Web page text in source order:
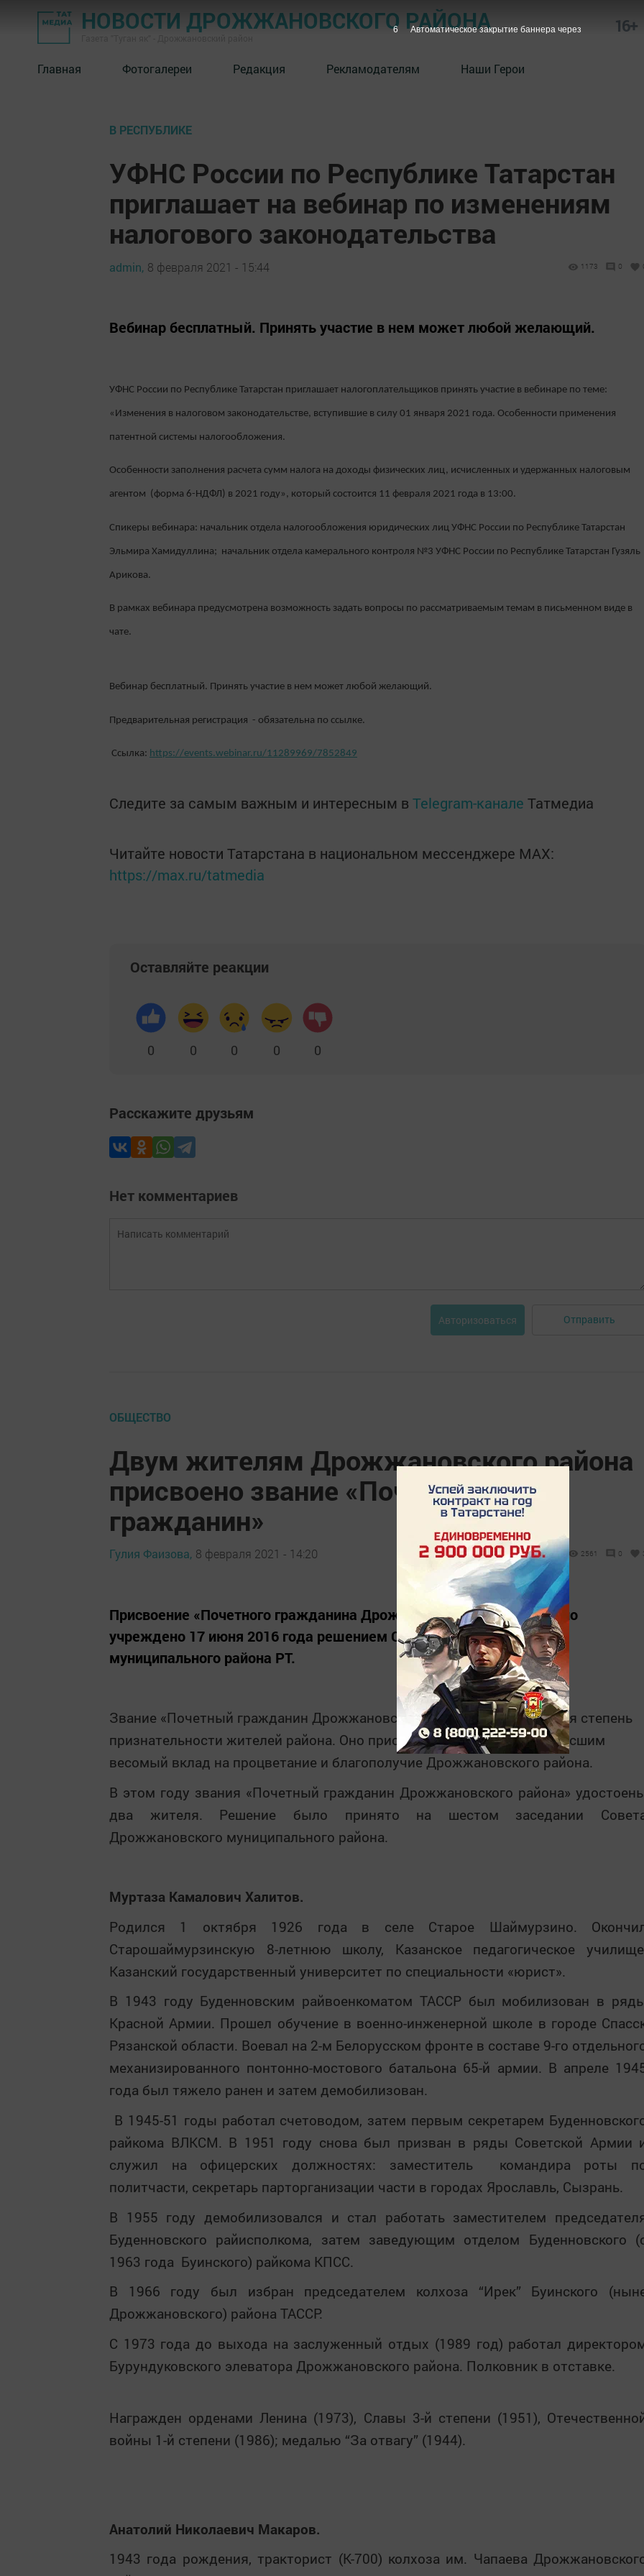
НОВОСТИ ДРОЖЖАНОВСКОГО РАЙОНА 16+
Главная Фотогалереи Редакция Рекламодателям Наши Герои
В РЕСПУБЛИКЕ
УФНС России по Республике Татарстан
приглашает на вебинар по изменениям
налогового законодательства
admin, 8 февраля 2021 - 15:44 1173 0
Вебинар бесплатный. Принять участие в нем может любой желающий.
УФНС России по Республике Татарстан приглашает налогоплательщиков принять участие в вебинаре по теме:
«Изменения в налоговом законодательстве, вступившие в силу 01 января 2021 года. Особенности применения
патентной системы налогообложения.
Особенности заполнения расчета сумм налога на доходы физических лиц, исчисленных и удержанных налоговым
агентом (форма 6-НДФЛ) в 2021 году», который состоится 11 февраля 2021 года в 13:00.
Спикеры вебинара: начальник отдела налогообложения юридических лиц УФНС России по Республике Татарстан
Эльмира Хамидуллина; начальник отдела камерального контроля №3 УФНС России по Республике Татарстан Гузяль
Арикова.
В рамках вебинара предусмотрена возможность задать вопросы по рассматриваемым темам в письменном виде в
чате.
Вебинар бесплатный. Принять участие в нем может любой желающий.
Предварительная регистрация - обязательна по ссылке.
Ссылка: https://events.webinar.ru/11289969/7852849
Следите за самым важным и интересным в Telegram-канале Татмедиа
Читайте новости Татарстана в национальном мессенджере MАХ:
https://max.ru/tatmedia
Оставляйте реакции
0 0 0 0 0
Расскажите друзьям
Нет комментариев
Авторизоваться Отправить
ОБЩЕСТВО
Двум жителям Дрожжановского района
присвоено звание «Почетный
гражданин»
Гулия Фаизова, 8 февраля 2021 - 14:20 2561 0
Присвоение «Почетного гражданина Дрожжановского района» было
учреждено 17 июня 2016 года решением Совета Дрожжановского
муниципального района РТ.
Звание «Почетный гражданин Дрожжановского района» — это высшая степень
признательности жителей района. Оно присваивается гражданам внесшим
весомый вклад на процветание и благополучие Дрожжановского района.
В этом году звания «Почетный гражданин Дрожжановского района»
два жителя. Решение было принято на шестом заседании
Дрожжановского муниципального района.
Муртаза Камалович Халитов.
Родился 1 октября 1926 года в селе Старое Шаймурзино.
Старошаймурзинскую 8-летнюю школу, Казанское педагогическое
Казанский государственный университет по специальности «юрист».
В 1943 году Буденновским райвоенкоматом ТАССР был мобилизован в
Красной Армии. Прошел обучение в военно-инженерной школе в городе
Рязанской области. Воевал на 2-м Белорусском фронте в составе 9-го
механизированного понтонно-мостового батальона 65-й армии. В апреле
года был тяжело ранен и затем демобилизован.
В 1945-51 годы работал счетоводом, затем первым секретарем
райкома ВЛКСМ. В 1951 году снова был призван в ряды Советской Армии
служил на офицерских должностях: заместитель командира роты
политчасти, секретарь парторганизации части в городах Ярославль, Сызрань.
В 1955 году демобилизовался и стал работать заместителем
Буденновского райисполкома, затем заведующим отделом Буденновского
1963 года Буинского) райкома КПСС.
В 1966 году был избран председателем колхоза “Ирек” Буинского
Дрожжановского) района ТАССР.
С 1973 года до выхода на заслуженный отдых (1989 год) работал
Бурундуковского элеватора Дрожжановского района. Полковник в отставке.
Награжден орденами Ленина (1973), Славы 3-й степени (1951),
войны 1-й степени (1986); медалью “За отвагу” (1944).
Анатолий Николаевич Макаров.
1943 года рождения, тракторист (К-700) колхоза им. Чапаева
5 Автоматическое закрытие баннера через